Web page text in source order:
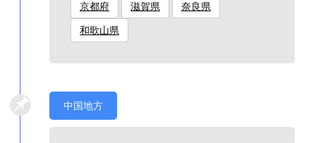
京都府 滋賀県 奈良県
和歌山県
中国地方